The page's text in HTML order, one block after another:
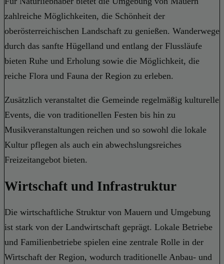
zahlreiche Möglichkeiten, die Schönheit der
oberösterreichischen Landschaft zu genießen. Wanderwege
durch das sanfte Hügelland und entlang der Flussläufe
bieten Ruhe und Erholung sowie die Möglichkeit, die
reiche Flora und Fauna der Region zu erleben.
Zusätzlich veranstaltet die Gemeinde regelmäßig kulturelle
Events, die von traditionellen Festen bis hin zu
Musikveranstaltungen reichen und so sowohl die lokale
Kultur pflegen als auch ein abwechslungsreiches
Freizeitangebot bieten.
Wirtschaft und Infrastruktur
Die wirtschaftliche Struktur von Mauern und Umgebung
ist stark von der Landwirtschaft geprägt. Lokale Betriebe
und Familienbetriebe spielen eine zentrale Rolle in der
Wirtschaft der Region, wodurch traditionelle Anbau- und